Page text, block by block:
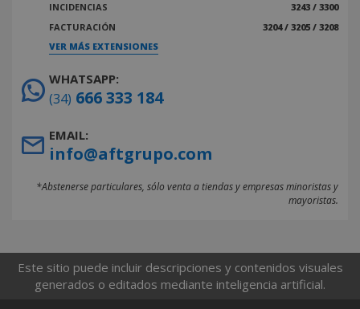
INCIDENCIAS
3243 / 3300
FACTURACIÓN
3204 / 3205 / 3208
VER MÁS EXTENSIONES
WHATSAPP:
(34) 666 333 184
EMAIL:
info@aftgrupo.com
*Abstenerse particulares, sólo venta a tiendas y empresas minoristas y
mayoristas.
Este sitio puede incluir descripciones y contenidos visuales
generados o editados mediante inteligencia artificial.